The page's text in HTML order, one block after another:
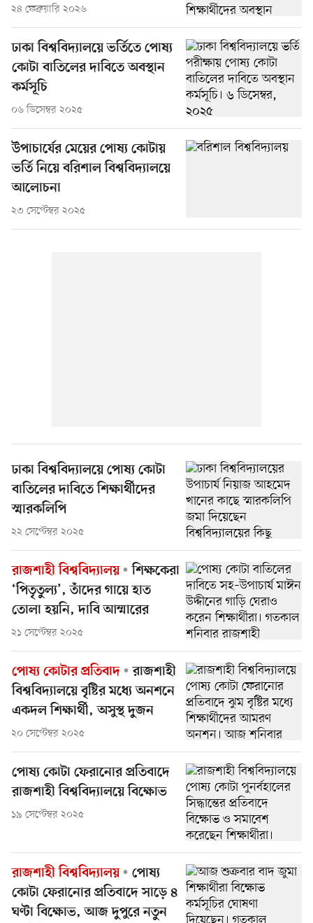
২৪ ফেব্রুয়ারি ২০২৬
ঢাকা বিশ্ববিদ্যালয়ে ভর্তিতে পোষ্য
কোটা বাতিলের দাবিতে অবস্থান
কর্মসূচি
০৬ ডিসেম্বর ২০২৫
উপাচার্যের মেয়ের পোষ্য কোটায়
ভর্তি নিয়ে বরিশাল বিশ্ববিদ্যালয়ে
আলোচনা
২৩ সেপ্টেম্বর ২০২৫
ঢাকা বিশ্ববিদ্যালয়ে পোষ্য কোটা
বাতিলের দাবিতে শিক্ষার্থীদের
স্মারকলিপি
২২ সেপ্টেম্বর ২০২৫
রাজশাহী বিশ্ববিদ্যালয়
শিক্ষকেরা
‘পিতৃতুল্য’, তাঁদের গায়ে হাত
তোলা হয়নি, দাবি আম্মারের
২১ সেপ্টেম্বর ২০২৫
পোষ্য কোটার প্রতিবাদ
রাজশাহী
বিশ্ববিদ্যালয়ে বৃষ্টির মধ্যে অনশনে
একদল শিক্ষার্থী, অসুস্থ দুজন
২০ সেপ্টেম্বর ২০২৫
পোষ্য কোটা ফেরানোর প্রতিবাদে
রাজশাহী বিশ্ববিদ্যালয়ে বিক্ষোভ
১৯ সেপ্টেম্বর ২০২৫
রাজশাহী বিশ্ববিদ্যালয়
পোষ্য
কোটা ফেরানোর প্রতিবাদে সাড়ে ৪
ঘণ্টা বিক্ষোভ, আজ দুপুরে নতুন